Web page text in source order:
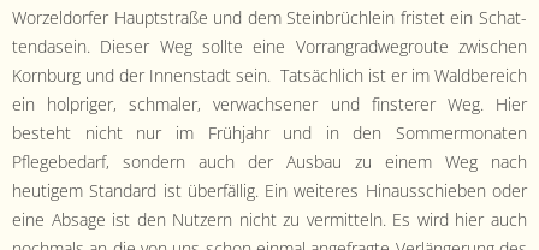
Worzel­dor­fer Haupt­straße und dem Stein­brüch­lein fris­tet ein Schat­
ten­da­sein. Dieser Weg sollte eine Vor­ran­grad­we­groute zwis­chen
Korn­burg und der Innen­stadt sein. Tat­säch­lich ist er im Wald­bere­ich
ein hol­priger, schmaler, verwach­sen­er und fin­ster­er Weg. Hier
beste­ht nicht nur im Früh­jahr und in den Som­mer­monat­en
Pflegebe­darf, son­dern auch der Aus­bau zu einem Weg nach
heutigem Stan­dard ist über­fäl­lig. Ein weit­eres Hin­auss­chieben oder
eine Absage ist den Nutzern nicht zu ver­mit­teln. Es wird hier auch